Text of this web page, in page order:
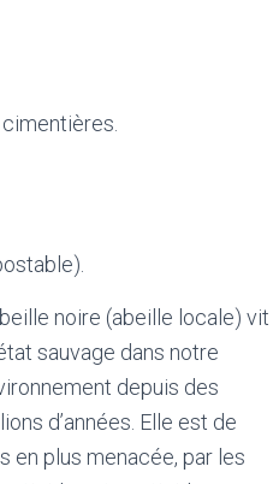
noire (abeille locale) vit
sauvage dans notre
depuis des
d’années. Elle est de
en plus menacée, par les